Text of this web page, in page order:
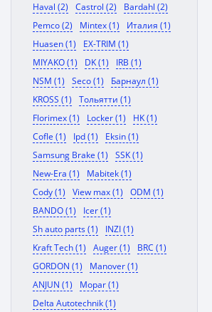
Haval (2)
Castrol (2)
Bardahl (2)
Pemco (2)
Mintex (1)
Италия (1)
Huasen (1)
EX-TRIM (1)
MIYAKO (1)
DK (1)
IRB (1)
NSM (1)
Seco (1)
Барнаул (1)
KROSS (1)
Тольятти (1)
Florimex (1)
Locker (1)
HK (1)
Cofle (1)
Ipd (1)
Eksin (1)
Samsung Brake (1)
SSK (1)
New-Era (1)
Mabitek (1)
Cody (1)
View max (1)
ODM (1)
BANDO (1)
Icer (1)
Sh auto parts (1)
INZI (1)
Kraft Tech (1)
Auger (1)
BRC (1)
GORDON (1)
Manover (1)
ANJUN (1)
Mopar (1)
Delta Autotechnik (1)